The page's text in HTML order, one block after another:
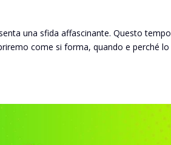
una sfida affascinante. Questo tempo
come si forma, quando e perché lo